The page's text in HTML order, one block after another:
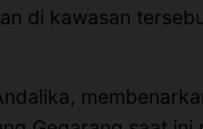
di kawasan